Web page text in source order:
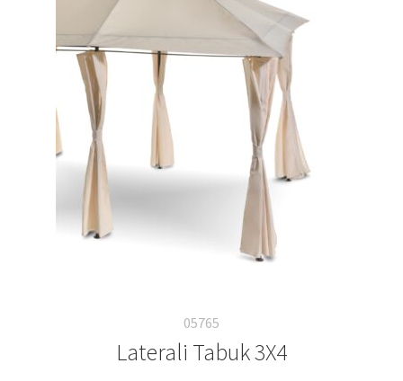
05765
Laterali Tabuk 3X4